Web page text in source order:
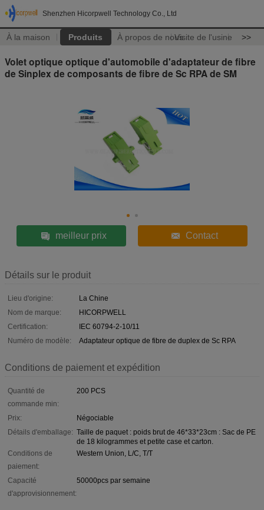
Shenzhen Hicorpwell Technology Co., Ltd
À la maison Produits À propos de nousVisite de l'usine >>
Volet optique optique d'automobile d'adaptateur de fibre
de Sinplex de composants de fibre de Sc RPA de SM
meilleur prix Contact
Détails sur le produit
Lieu d'origine:
La Chine
Nom de marque:
HICORPWELL
Certification:
IEC 60794-2-10/11
Numéro de modèle:
Adaptateur optique de fibre de duplex de Sc RPA
Conditions de paiement et expédition
Quantité de
commande min:
200 PCS
Prix:
Négociable
Détails d'emballage: Taille de paquet : poids brut de 46*33*23cm : Sac de PE
de 18 kilogrammes et petite case et carton.
Conditions de
paiement:
Western Union, L/C, T/T
Capacité
d'approvisionnement:
50000pcs par semaine